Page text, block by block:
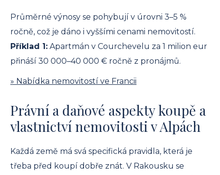
Průměrné výnosy se pohybují v úrovni 3–5 %
ročně, což je dáno i vyššími cenami nemovitostí.
Příklad 1: Apartmán v Courchevelu za 1 milion eur
přináší 30 000–40 000 € ročně z pronájmů.
» Nabídka nemovitostí ve Francii
Právní a daňové aspekty koupě a
vlastnictví nemovitosti v Alpách
Každá země má svá specifická pravidla, která je
třeba před koupí dobře znát. V Rakousku se